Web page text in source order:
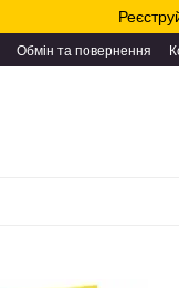
Обмін та повернення